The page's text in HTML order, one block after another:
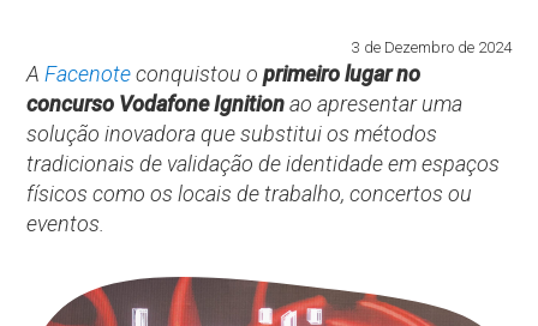
3 de Dezembro de 2024
AFacenoteconquistou oprimeiro lugar no
concurso Vodafone Ignitionao apresentar uma
solução inovadora que substitui os métodos
tradicionais de validação de identidade em espaços
físicos como os locais de trabalho, concertos ou
eventos.